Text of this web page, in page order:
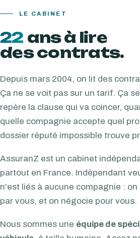
LE CABINET
22 ans à lire
des contrats.
Depuis mars 2004, on lit des
Ça ne se voit pas sur un tarif. Ça
repère la clause qui va coincer,
quelle compagnie accepte quel
dossier réputé impossible trouve
AssuranZ est un cabinet
partout en France. Indépendant
n'est liés à aucune compagnie :
par vous, et on négocie pour vous.
Nous sommes une équipe de